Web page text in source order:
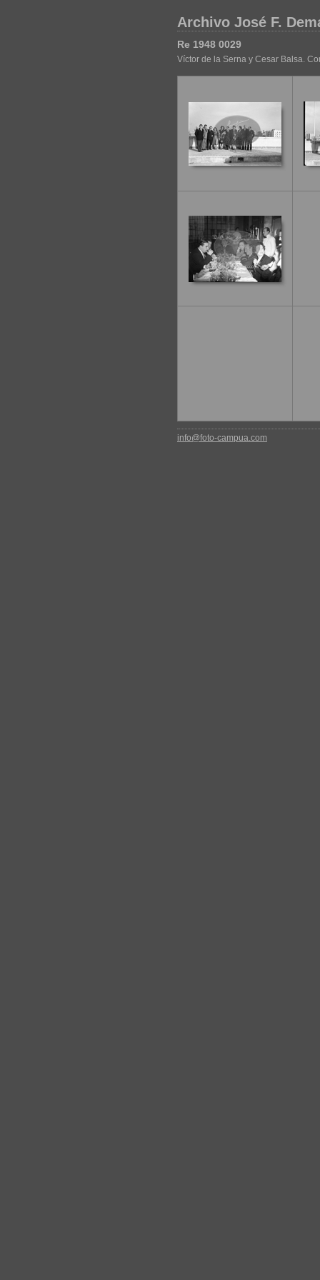
Archivo José F.
Re 1948 0029
Víctor de la Serna y Cesar Balsa.
info@foto-campua.com